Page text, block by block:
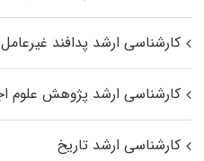
کارشناسی ارشد پدافند غیرعامل ۲
کارشناسی ارشد پژوهش علوم
کارشناسی ارشد تاریخ